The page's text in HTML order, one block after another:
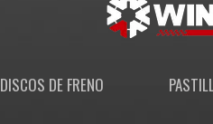
DISCOS DE FRENO